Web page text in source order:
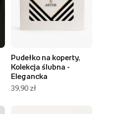
Pudełko na koperty,
Kolekcja ślubna -
Elegancka
39,90 zł